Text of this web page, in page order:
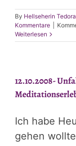
By Hellseherin Tedora
Kommentare
Weiterlesen
12.10.2008-
Ich habe
gehen